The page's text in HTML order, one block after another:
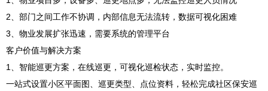
2、部门之间工作不协调，内部信息无法流转，数据可视化困难
3、物业发展扩张迅速，需要系统的管理平台
客户价值与解决方案
1、智能巡更方案，在线巡更，可视化巡检状态，实时监控。
一站式设置小区平面图、巡更类型、点位资料，轻松完成社区保安巡